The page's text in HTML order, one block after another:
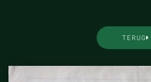
TERUG